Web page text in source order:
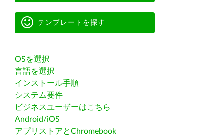
テンプレートを探す
OSを選択
言語を選択
インストール手順
システム要件
ビジネスユーザーはこちら
Android/iOS
アプリストアとChromebook